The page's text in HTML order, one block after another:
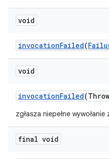
void
invocationFailed(
void
invocationFailed
zgłasza niepełne
final void